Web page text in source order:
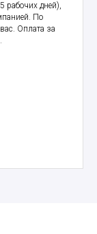
рабочих дней),
По
Оплата за